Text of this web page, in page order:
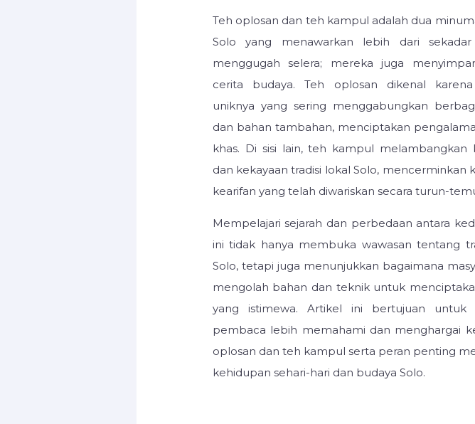
Teh oplosan dan teh kampul adalah dua
Solo yang menawarkan lebih dari
menggugah selera; mereka juga
cerita budaya. Teh oplosan dikenal
uniknya yang sering menggabungkan
dan bahan tambahan, menciptakan
khas. Di sisi lain, teh kampul melambangkan
dan kekayaan tradisi lokal Solo, mencerminkan
kearifan yang telah diwariskan secara turun-
Mempelajari sejarah dan perbedaan antara
ini tidak hanya membuka wawasan tentang
Solo, tetapi juga menunjukkan bagaimana
mengolah bahan dan teknik untuk
yang istimewa. Artikel ini bertujuan untuk
pembaca lebih memahami dan menghargai
oplosan dan teh kampul serta peran penting
kehidupan sehari-hari dan budaya Solo.